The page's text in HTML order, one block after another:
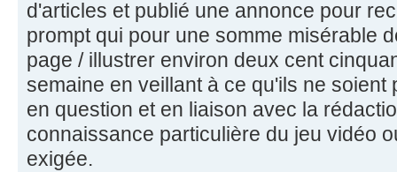
d'articles et publié une annonce pour
prompt qui pour une somme misérable
page / illustrer environ deux cent
semaine en veillant à ce qu'ils ne
en question et en liaison avec la
connaissance particulière du jeu vidéo
exigée.